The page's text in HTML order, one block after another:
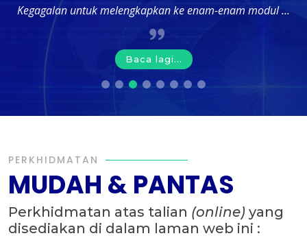
Kegagalan untuk melengkapkan ke enam-enam modul ...
Baca lagi...
PERKHIDMATAN
MUDAH & PANTAS
Perkhidmatan atas talian (online) yang
disediakan di dalam laman web ini :